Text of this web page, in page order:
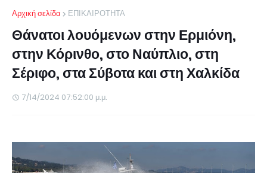
Αρχική σελίδα ΕΠΙΚΑΙΡΟΤΗΤΑ
Θάνατοι λουόμενων στην Ερμιόνη,
στην Κόρινθο, στο Ναύπλιο, στη
Σέριφο, στα Σύβοτα και στη Χαλκίδα
7/14/2024 07:52:00 μ.μ.